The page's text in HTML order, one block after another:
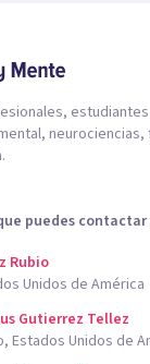
puedes contactar
Rubio
Unidos de América
Gutierrez Tellez
Estados Unidos de